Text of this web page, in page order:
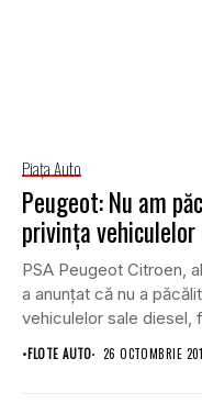
Piaţa Auto
Peugeot: Nu am
privinţa vehiculelor
PSA Peugeot Citroen,
a anunţat că nu a
vehiculelor sale diesel,
•FLOTE AUTO 26 OCTOMBRIE